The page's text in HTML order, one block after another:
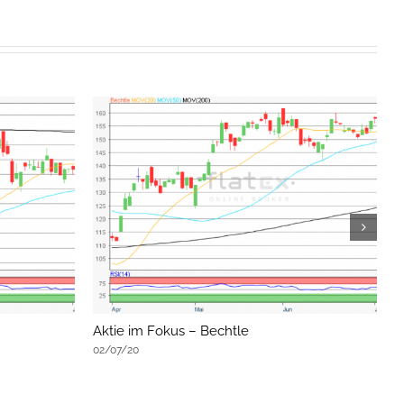
Aktie im Fokus – Bechtle
02/07/20